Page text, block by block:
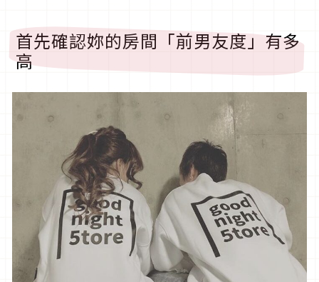
首先確認妳的房間「前男友度」有多
高